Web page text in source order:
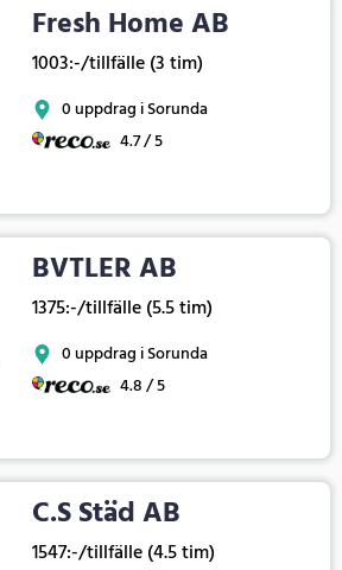
Fresh Home AB
1003:-/tillfälle (3 tim)
0 uppdrag i Sorunda
4.7 / 5
BVTLER AB
1375:-/tillfälle (5.5 tim)
0 uppdrag i Sorunda
4.8 / 5
C.S Städ AB
1547:-/tillfälle (4.5 tim)